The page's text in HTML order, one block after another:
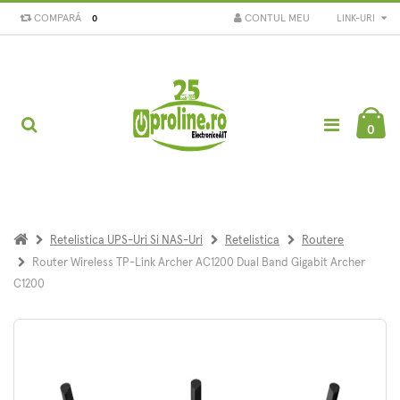
COMPARĂ 0 LINK-URI
CONTUL MEU
0
Retelistica UPS-Uri Si NAS-Uri Retelistica
Routere
Router Wireless TP-Link Archer AC1200 Dual Band Gigabit Archer
C1200